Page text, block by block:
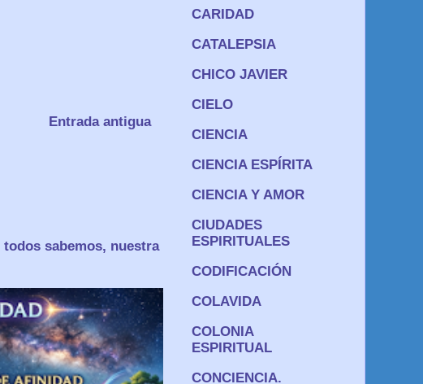
Entrada antigua
sabemos, nuestra
CARIDAD
CATALEPSIA
CHICO JAVIER
CIELO
CIENCIA
CIENCIA ESPÍRITA
CIENCIA Y AMOR
CIUDADES
ESPIRITUALES
CODIFICACIÓN
COLAVIDA
COLONIA
ESPIRITUAL
CONCIENCIA.